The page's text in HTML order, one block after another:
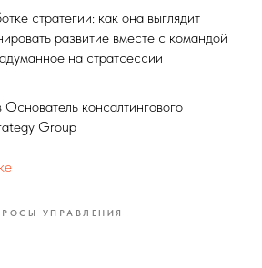
стратегии: как она выглядит
развитие вместе с командой
на стратсессии
консалтингового
Group
УПРАВЛЕНИЯ